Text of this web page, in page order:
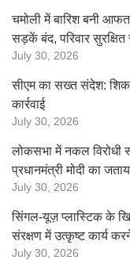
चमोली में बारिश बनी
सड़कें बंद, परिवार सुरक्षित
July 30, 2026
सीएम का सख्त संदेश:
कार्रवाई
July 30, 2026
लोकसभा में नकल विरोधी
प्रधानमंत्री मोदी का
July 30, 2026
सिंगल-यूज़ प्लास्टिक के
संरक्षण में उत्कृष्ट कार्य
July 30, 2026